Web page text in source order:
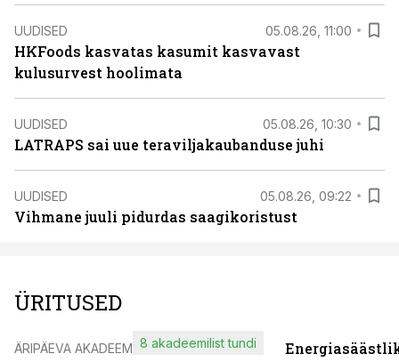
UUDISED 05.08.26, 11:00
HKFoods kasvatas kasumit kasvavast
kulusurvest hoolimata
UUDISED 05.08.26, 10:30
LATRAPS sai uue teraviljakaubanduse juhi
UUDISED 05.08.26, 09:22
Vihmane juuli pidurdas saagikoristust
ÜRITUSED
ÄRIPÄEVA AKADEEMIA8 akadeemilist tundi